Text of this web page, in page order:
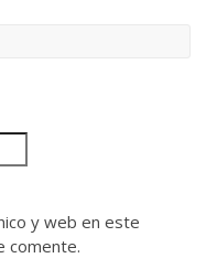
y web en este
comente.